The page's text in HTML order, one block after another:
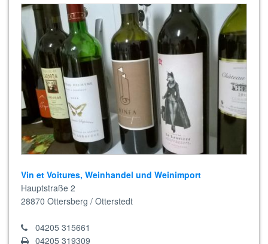
Vin et Voitures, Weinhandel und Weinimport
Hauptstraße 2
28870 Ottersberg / Otterstedt
04205 315661
04205 319309